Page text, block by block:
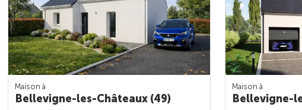
Maison à
Bellevigne-les-Châteaux (49)
Maison à
Bellevigne-